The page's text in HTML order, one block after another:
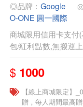
◎品牌： Google
O-ONE 圓一國際
商城限用信用卡支付
包/紅利點數,無搬運
$ 1000
【線上商城限定】
贈，每人期間最高